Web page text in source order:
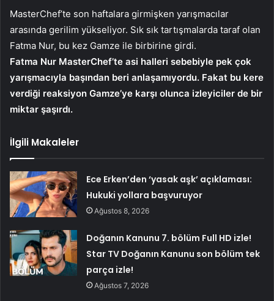
MasterChef’te son haftalara girmişken yarışmacılar
arasında gerilim yükseliyor. Sık sık tartışmalarda taraf olan
Fatma Nur, bu kez Gamze ile birbirine girdi.
Fatma Nur MasterChef’te asi halleri sebebiyle pek çok
yarışmacıyla başından beri anlaşamıyordu. Fakat bu kere
verdiği reaksiyon Gamze’ye karşı olunca izleyiciler de bir
miktar şaşırdı.
İlgili Makaleler
Ece Erken’den ‘yasak aşk’ açıklaması:
Hukuki yollara başvuruyor
Ağustos 8, 2026
Doğanın Kanunu 7. bölüm Full HD izle!
Star TV Doğanın Kanunu son bölüm tek
parça izle!
Ağustos 7, 2026